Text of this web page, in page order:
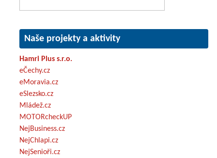
Naše projekty a aktivity
Hamri Plus s.r.o.
eČechy.cz
eMoravia.cz
eSlezsko.cz
Mládež.cz
MOTORcheckUP
NejBusiness.cz
NejChlapi.cz
NejSenioři.cz